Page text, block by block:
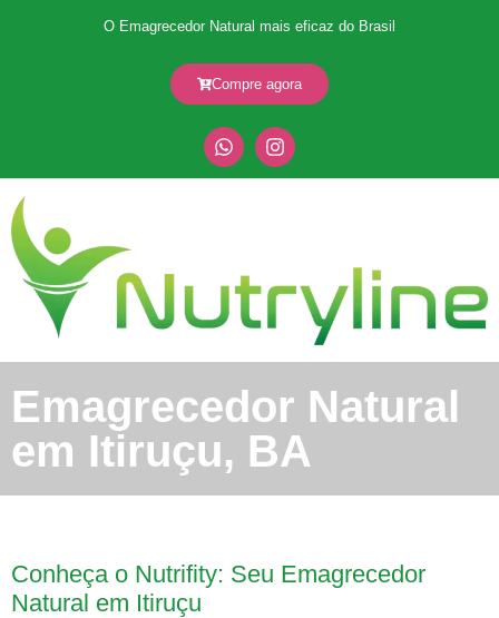
O Emagrecedor Natural mais eficaz do Brasil
Compre agora
Emagrecedor Natural
em Itiruçu, BA
Conheça o Nutrifity: Seu Emagrecedor
Natural em Itiruçu